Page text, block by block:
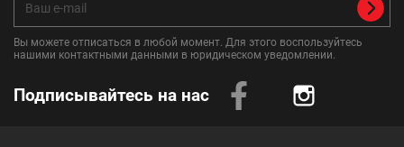
Вы можете отписаться в любой момент. Для этого воспользуйтесь
нашими контактными данными в юридическом уведомлении.
Подписывайтесь на нас